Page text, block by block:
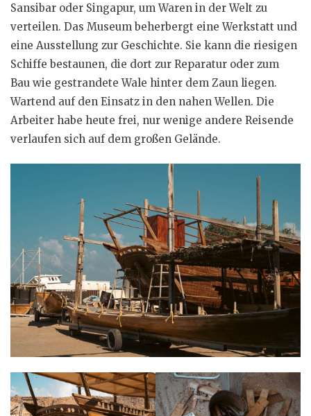
Sansibar oder Singapur, um Waren in der Welt zu
verteilen. Das Museum beherbergt eine Werkstatt und
eine Ausstellung zur Geschichte. Sie kann die riesigen
Schiffe bestaunen, die dort zur Reparatur oder zum
Bau wie gestrandete Wale hinter dem Zaun liegen.
Wartend auf den Einsatz in den nahen Wellen. Die
Arbeiter habe heute frei, nur wenige andere Reisende
verlaufen sich auf dem großen Gelände.